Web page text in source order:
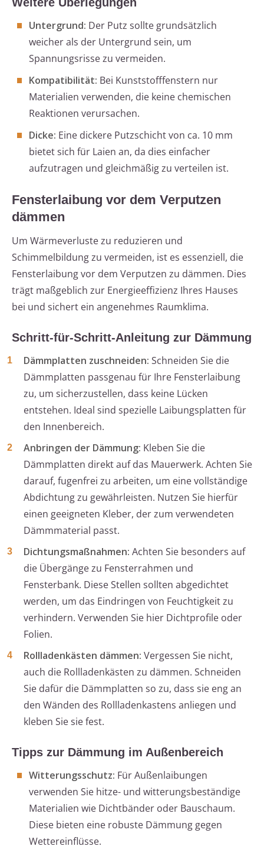
Untergrund: Der Putz sollte grundsätzlich
weicher als der Untergrund sein, um
Spannungsrisse zu vermeiden.
Kompatibilität: Bei Kunststofffenstern nur
Materialien verwenden, die keine chemischen
Reaktionen verursachen.
Dicke: Eine dickere Putzschicht von ca. 10 mm
bietet sich für Laien an, da dies einfacher
aufzutragen und gleichmäßig zu verteilen ist.
Fensterlaibung vor dem Verputzen
dämmen
Um Wärmeverluste zu reduzieren und
Schimmelbildung zu vermeiden, ist es essenziell, die
Fensterlaibung vor dem Verputzen zu dämmen. Dies
trägt maßgeblich zur Energieeffizienz Ihres Hauses
bei und sichert ein angenehmes Raumklima.
Schritt-für-Schritt-Anleitung zur Dämmung
Dämmplatten zuschneiden: Schneiden Sie die
Dämmplatten passgenau für Ihre Fensterlaibung
zu, um sicherzustellen, dass keine Lücken
entstehen. Ideal sind spezielle Laibungsplatten für
den Innenbereich.
Anbringen der Dämmung: Kleben Sie die
Dämmplatten direkt auf das Mauerwerk. Achten Sie
darauf, fugenfrei zu arbeiten, um eine vollständige
Abdichtung zu gewährleisten. Nutzen Sie hierfür
einen geeigneten Kleber, der zum verwendeten
Dämmmaterial passt.
Dichtungsmaßnahmen: Achten Sie besonders auf
die Übergänge zu Fensterrahmen und
Fensterbank. Diese Stellen sollten abgedichtet
werden, um das Eindringen von Feuchtigkeit zu
verhindern. Verwenden Sie hier Dichtprofile oder
Folien.
Rollladenkästen dämmen: Vergessen Sie nicht,
auch die Rollladenkästen zu dämmen. Schneiden
Sie dafür die Dämmplatten so zu, dass sie eng an
den Wänden des Rollladenkastens anliegen und
kleben Sie sie fest.
Tipps zur Dämmung im Außenbereich
Witterungsschutz: Für Außenlaibungen
verwenden Sie hitze- und witterungsbeständige
Materialien wie Dichtbänder oder Bauschaum.
Diese bieten eine robuste Dämmung gegen
Wettereinflüsse.